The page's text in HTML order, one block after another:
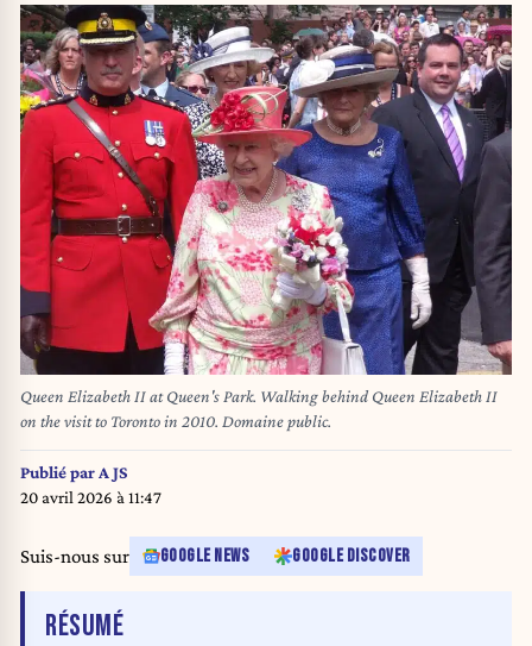
Queen Elizabeth II at Queen's Park. Walking behind Queen Elizabeth II
on the visit to Toronto in 2010. Domaine public.
Publié parA JS
20 avril 2026 à 11:47
Suis-nous sur GOOGLE NEWS GOOGLE DISCOVER
RÉSUMÉDE L'ARTICLE